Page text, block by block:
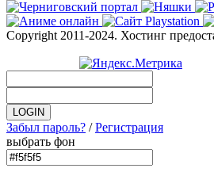
Copyright 2011-2024. Хостинг
Забыл пароль? /Регистрация
выбрать фон